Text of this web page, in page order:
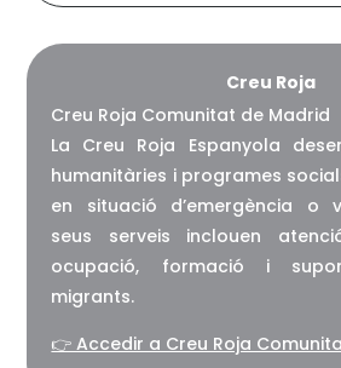
Creu Roja
Creu Roja Comunitat de Madrid
La Creu Roja Espanyola
humanitàries i programes
en situació d’emergència o
seus serveis inclouen
ocupació, formació i
migrants.
👉 Accedir a Creu Roja